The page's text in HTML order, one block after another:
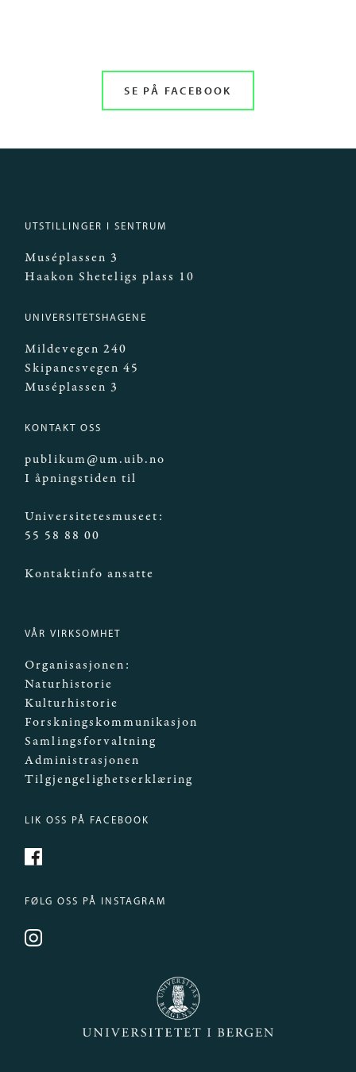
SE PÅ FACEBOOK
UTSTILLINGER I SENTRUM
Muséplassen 3
Haakon Sheteligs plass 10
UNIVERSITETSHAGENE
Mildevegen 240
Skipanesvegen 45
Muséplassen 3
KONTAKT OSS
publikum@um.uib.no
I åpningstiden til
Universitetesmuseet:
55 58 88 00
Kontaktinfo ansatte
VÅR VIRKSOMHET
Organisasjonen:
Naturhistorie
Kulturhistorie
Forskningskommunikasjon
Samlingsforvaltning
Administrasjonen
Tilgjengelighetserklæring
LIK OSS PÅ FACEBOOK
FØLG OSS PÅ INSTAGRAM